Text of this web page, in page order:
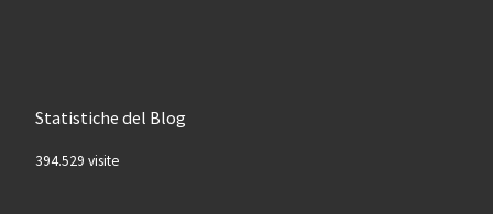
Statistiche del Blog
394.529 visite